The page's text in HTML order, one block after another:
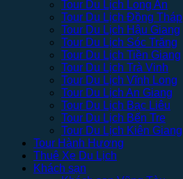
Tour Du Lịch Long An
Tour Du Lịch Đồng Tháp
Tour Du Lịch Hậu Giang
Tour Du Lịch Sóc Trăng
Tour Du Lịch Tiền Giang
Tour Du Lịch Trà Vinh
Tour Du Lịch Vĩnh Long
Tour Du Lịch An Giang
Tour Du Lịch Bạc Liêu
Tour Du Lịch Bến Tre
Tour Du Lịch Kiên Giang
Tour Hành Hương
Thuê Xe Du Lịch
Khách sạn